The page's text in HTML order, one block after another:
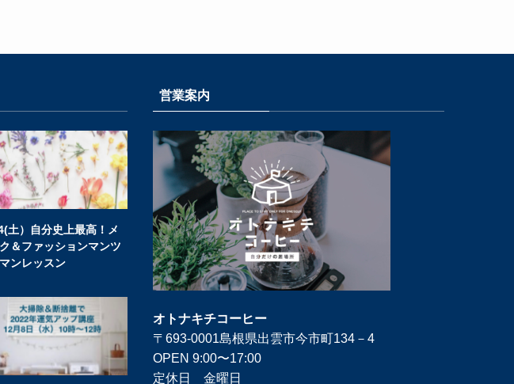
土）自分史上最高！メ
＆ファッションマンツ
ンレッスン
営業案内
オトナキチコーヒー
〒693-0001島根県出雲市今市町134－4
OPEN 9:00〜17:00
定休日 金曜日